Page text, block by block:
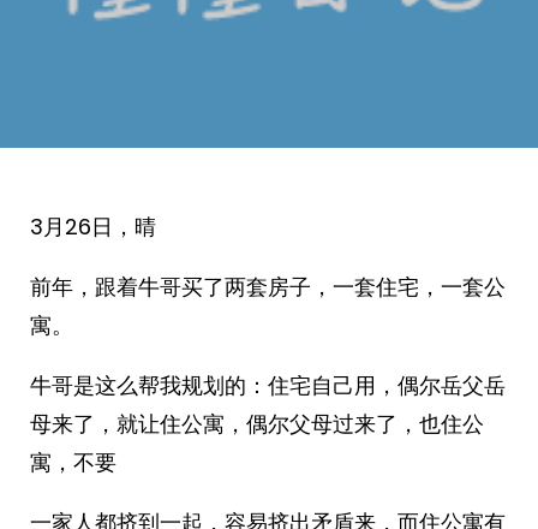
3月26日，晴
前年，跟着牛哥买了两套房子，一套住宅，一套公
寓。
牛哥是这么帮我规划的：住宅自己用，偶尔岳父岳
母来了，就让住公寓，偶尔父母过来了，也住公
寓，不要
一家人都挤到一起，容易挤出矛盾来，而住公寓有